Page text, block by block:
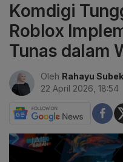
Komdigi
Roblox
Tunas dalam
Oleh Rahayu
22 April 2026, 18:54